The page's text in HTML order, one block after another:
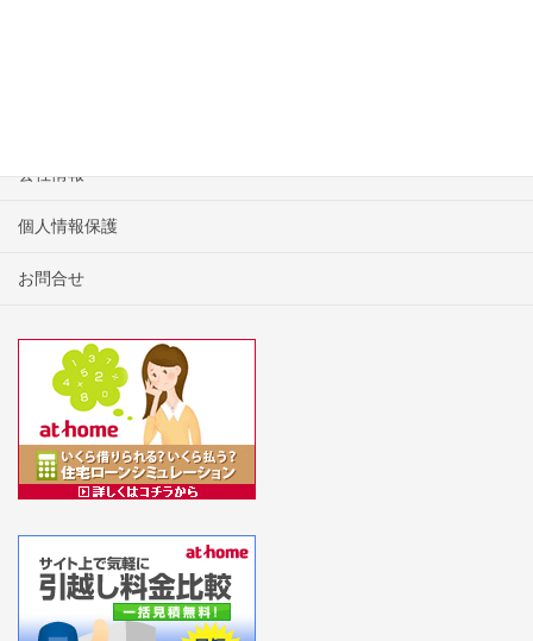
会社情報
個人情報保護
お問合せ